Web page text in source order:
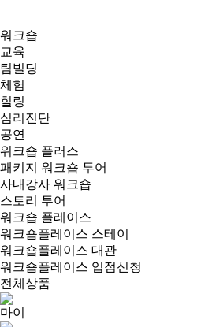
워크숍
교육
팀빌딩
체험
힐링
심리진단
공연
워크숍 플러스
패키지 워크숍 투어
사내강사 워크숍
스토리 투어
워크숍 플레이스
워크숍플레이스 스테이
워크숍플레이스 대관
워크숍플레이스 입점신청
전체상품
마이